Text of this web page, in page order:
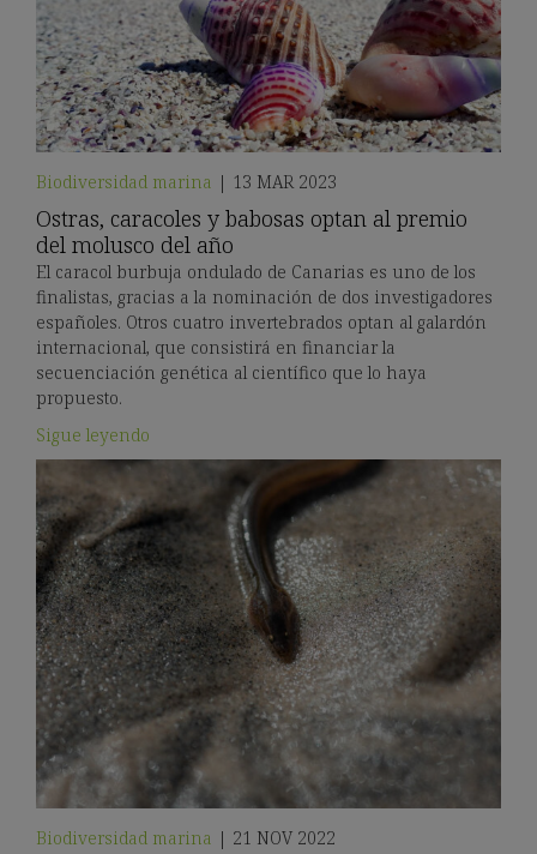
Biodiversidad marina | 13 MAR 2023
Ostras, caracoles y babosas optan al premio
del molusco del año
El caracol burbuja ondulado de Canarias es uno de los
finalistas, gracias a la nominación de dos investigadores
españoles. Otros cuatro invertebrados optan al galardón
internacional, que consistirá en financiar la
secuenciación genética al científico que lo haya
propuesto.
Sigue leyendo
Biodiversidad marina | 21 NOV 2022